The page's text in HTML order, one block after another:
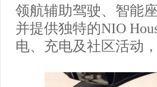
领航辅助驾驶、智能
并提供独特的NIO
电、充电及社区活动